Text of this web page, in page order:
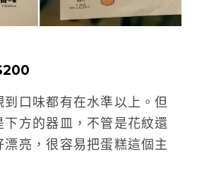
口味都有在水準以上。但
方的器皿，不管是花紋還
亮，很容易把蛋糕這個主